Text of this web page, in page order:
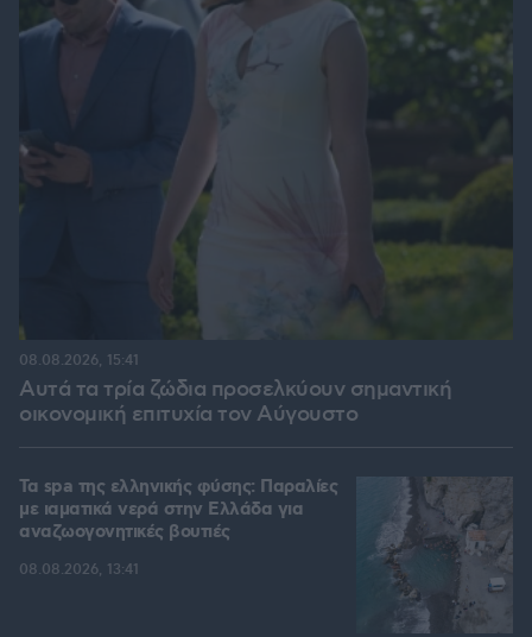
Αυτά τα τρία ζώδια προσελκύουν σημαντική
οικονομική επιτυχία τον Αύγουστο
08.08.2026, 15:41
Τα spa της ελληνικής φύσης: Παραλίες
με ιαματικά νερά στην Ελλάδα για
αναζωογονητικές βουτιές
08.08.2026, 13:41